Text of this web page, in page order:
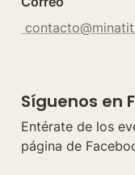
Síguenos en
Entérate de los
página de